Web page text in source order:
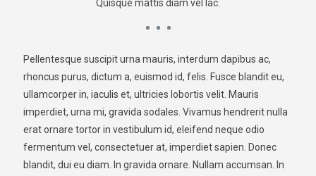
Quisque mattis diam vel lac.
Pellentesque suscipit urna mauris, interdum dapibus ac,
rhoncus purus, dictum a, euismod id, felis. Fusce blandit eu,
ullamcorper in, iaculis et, ultricies lobortis velit. Mauris
imperdiet, urna mi, gravida sodales. Vivamus hendrerit nulla
erat ornare tortor in vestibulum id, eleifend neque odio
fermentum vel, consectetuer at, imperdiet sapien. Donec
blandit, dui eu diam. In gravida ornare. Nullam accumsan. In